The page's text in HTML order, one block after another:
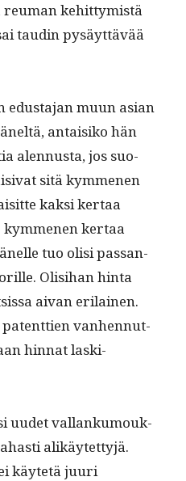
reuman kehit­tymistä
taudin pysäyt­tävää
edus­ta­jan muun asian
antaisiko hän
alen­nus­ta, jos suo­
sitä kymme­nen
kak­si ker­taa
kymme­nen ker­taa
tuo olisi pas­san­
Olisi­han hin­ta
aivan eri­lainen.
patent­tien van­hen­nut­
hin­nat lask­i­
uudet val­lanku­mouk­
alikäytet­tyjä.
käytetä juuri